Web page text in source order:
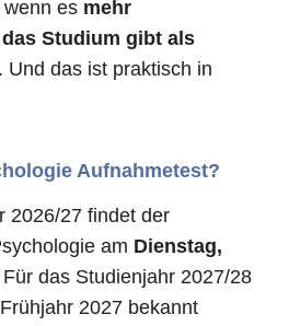
es mehr
Studium gibt als
. Und das ist praktisch in
Aufnahmetest?
2026/27 findet der
am Dienstag,
das Studienjahr 2027/28
2027 bekannt